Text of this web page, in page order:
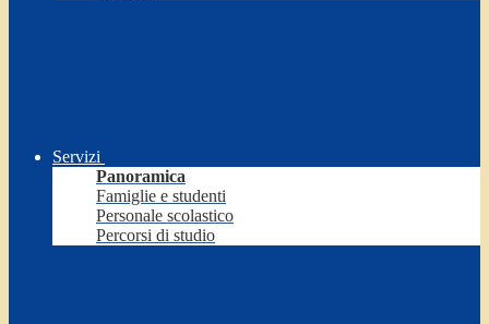
Servizi
Panoramica
Famiglie e studenti
Personale scolastico
Percorsi di studio